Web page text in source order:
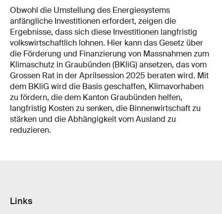
Obwohl die Umstellung des Energiesystems
anfängliche Investitionen erfordert, zeigen die
Ergebnisse, dass sich diese Investitionen langfristig
volkswirtschaftlich lohnen. Hier kann das Gesetz über
die Förderung und Finanzierung von Massnahmen zum
Klimaschutz in Graubünden (BKliG) ansetzen, das vom
Grossen Rat in der Aprilsession 2025 beraten wird. Mit
dem BKliG wird die Basis geschaffen, Klimavorhaben
zu fördern, die dem Kanton Graubünden helfen,
langfristig Kosten zu senken, die Binnenwirtschaft zu
stärken und die Abhängigkeit vom Ausland zu
reduzieren.
Links